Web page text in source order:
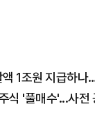
1조원 지급하나
식 '풀매수'...사전